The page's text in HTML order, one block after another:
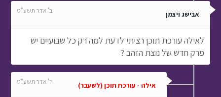
אבישג ויצמן ב' אדר תשע"ט
לאילה עורכת תוכן רציתי לדעת למה רק כל שבועיים יש
פרק חדש של נוצת הזהב ?
אילה - עורכת תוכן (לשעבר) ה' אדר תשע"ט